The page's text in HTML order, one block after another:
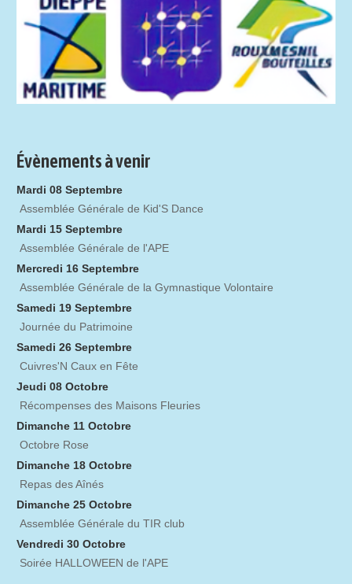
Évènements à venir
Mardi 08 Septembre
Assemblée Générale de Kid'S Dance
Mardi 15 Septembre
Assemblée Générale de l'APE
Mercredi 16 Septembre
Assemblée Générale de la Gymnastique Volontaire
Samedi 19 Septembre
Journée du Patrimoine
Samedi 26 Septembre
Cuivres'N Caux en Fête
Jeudi 08 Octobre
Récompenses des Maisons Fleuries
Dimanche 11 Octobre
Octobre Rose
Dimanche 18 Octobre
Repas des Aînés
Dimanche 25 Octobre
Assemblée Générale du TIR club
Vendredi 30 Octobre
Soirée HALLOWEEN de l'APE